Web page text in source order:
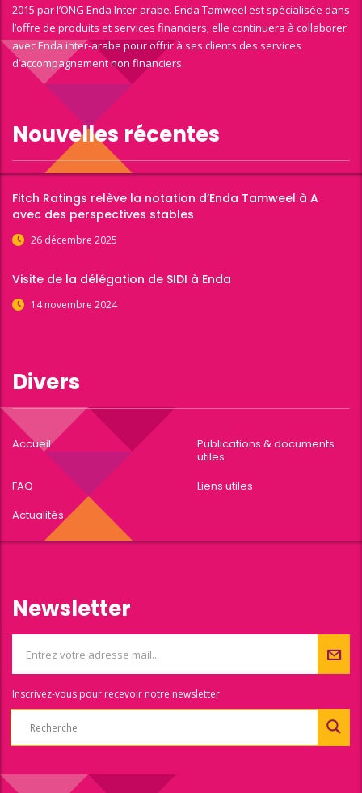
2015 par l’ONG Enda Inter-arabe. Enda Tamweel est spécialisée dans
l’offre de produits et services financiers; elle continuera à collaborer
avec Enda inter-arabe pour offrir à ses clients des services
d’accompagnement non financiers.
Nouvelles récentes
Fitch Ratings relève la notation d’Enda Tamweel à A
avec des perspectives stables
26 décembre 2025
Visite de la délégation de SIDI à Enda
14 novembre 2024
Divers
Accueil
Publications & documents
utiles
FAQ
Liens utiles
Actualités
Newsletter
Inscrivez-vous pour recevoir notre newsletter